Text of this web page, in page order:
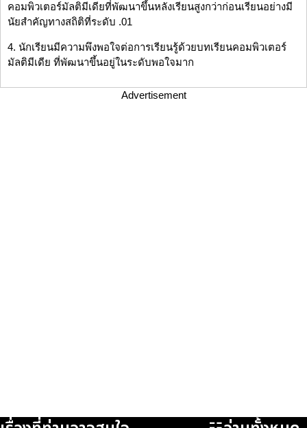
คอมพิวเตอร์มัลติมีเดียที่พัฒนาขึ้นหลังเรียนสูงกว่าก่อนเรียนอย่างมี
นัยสำคัญทางสถิติที่ระดับ .01
4. นักเรียนมีความพึงพอใจต่อการเรียนรู้ด้วยบทเรียนคอมพิวเตอร์
มัลติมีเดีย ที่พัฒนาขึ้นอยู่ในระดับพอใจมาก
Advertisement